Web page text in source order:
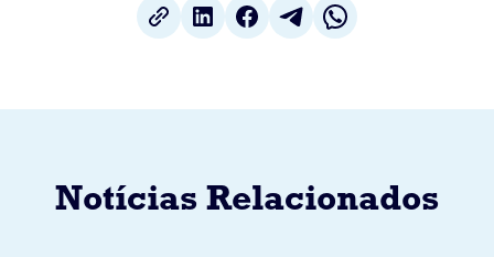
Notícias Relacionados